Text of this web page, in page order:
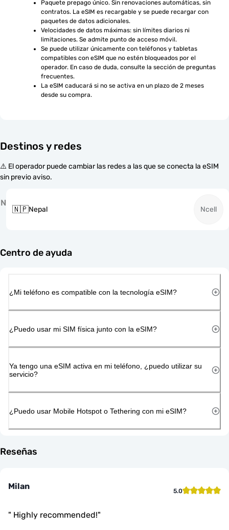
Paquete prepago único. Sin renovaciones automáticas, sin
contratos. La eSIM es recargable y se puede recargar con
paquetes de datos adicionales.
Velocidades de datos máximas: sin límites diarios ni
limitaciones. Se admite punto de acceso móvil.
Se puede utilizar únicamente con teléfonos y tabletas
compatibles con eSIM que no estén bloqueados por el
operador. En caso de duda, consulte la sección de preguntas
frecuentes.
La eSIM caducará si no se activa en un plazo de 2 meses
desde su compra.
Destinos y redes
⚠️ El operador puede cambiar las redes a las que se conecta la eSIM
sin previo aviso.
N
🇳🇵Nepal Ncell
Centro de ayuda
¿Mi teléfono es compatible con la tecnología eSIM?
¿Puedo usar mi SIM física junto con la eSIM?
Ya tengo una eSIM activa en mi teléfono, ¿puedo utilizar su
servicio?
¿Puedo usar Mobile Hotspot o Tethering con mi eSIM?
Reseñas
Milan 5.0
" Highly recommended!"